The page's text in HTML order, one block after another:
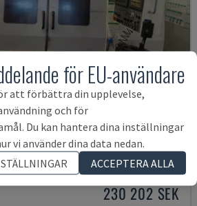
230 202 SEK
för EU-användare
att förbättra din upplevelse,
och för
Du kan hantera dina inställningar
vi använder dina data nedan.
ACCEPTERA ALLA